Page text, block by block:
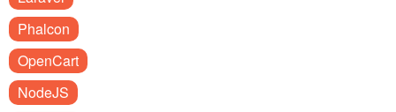
Phalcon
OpenCart
NodeJS